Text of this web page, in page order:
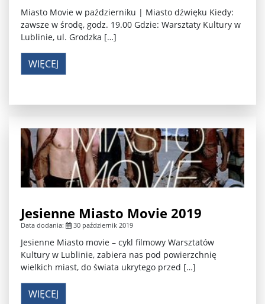
Miasto Movie w październiku | Miasto dźwięku Kiedy:
zawsze w środę, godz. 19.00 Gdzie: Warsztaty Kultury w
Lublinie, ul. Grodzka […]
WIĘCEJ
Jesienne Miasto Movie 2019
Data dodania: 30 październik 2019
Jesienne Miasto movie – cykl filmowy Warsztatów
Kultury w Lublinie, zabiera nas pod powierzchnię
wielkich miast, do świata ukrytego przed […]
WIĘCEJ